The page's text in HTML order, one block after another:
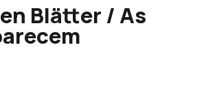
Blätter / As